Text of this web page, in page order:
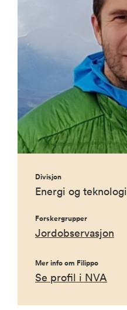
Divisjon
Energi og teknologi
Forskergrupper
Jordobservasjon
Mer info om Filippo
Se profil i NVA